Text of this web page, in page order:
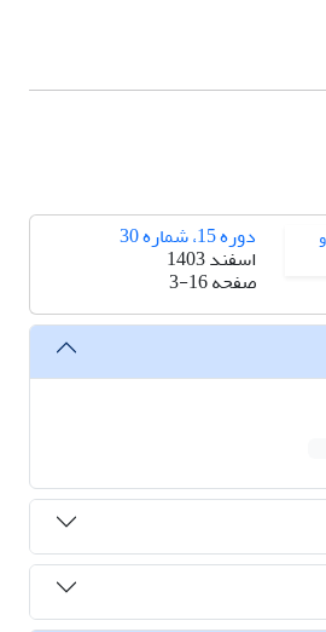
دوره 15، شماره 30
اسفند 1403
صفحه3-16